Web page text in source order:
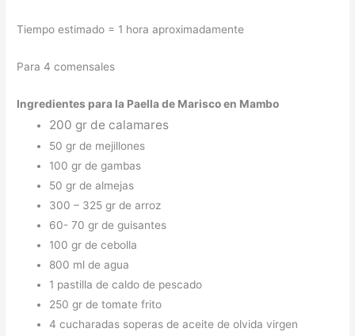
Tiempo estimado = 1 hora aproximadamente
Para 4 comensales
Ingredientes para la Paella de Marisco en Mambo
200 gr de calamares
50 gr de mejillones
100 gr de gambas
50 gr de almejas
300 – 325 gr de arroz
60- 70 gr de guisantes
100 gr de cebolla
800 ml de agua
1 pastilla de caldo de pescado
250 gr de tomate frito
4 cucharadas soperas de aceite de olvida virgen